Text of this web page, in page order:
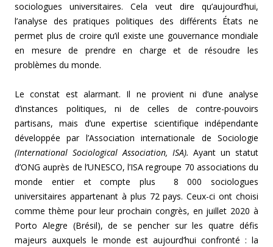
sociologues universitaires. Cela veut dire qu’aujourd’hui,
l’analyse des pratiques politiques des différents États ne
permet plus de croire qu’il existe une gouvernance mondiale
en mesure de prendre en charge et de résoudre les
problèmes du monde.
Le constat est alarmant. Il ne provient ni d’une analyse
d’instances politiques, ni de celles de contre-pouvoirs
partisans, mais d’une expertise scientifique indépendante
développée par l’Association internationale de Sociologie
(International Sociological Association, ISA).Ayant un statut
d’ONG auprès de l’UNESCO, l’ISA regroupe 70 associations du
monde entier et compte plus 8 000 sociologues
universitaires appartenant à plus 72 pays. Ceux-ci ont choisi
comme thème pour leur prochain congrès, en juillet 2020 à
Porto Alegre (Brésil), de se pencher sur les quatre défis
majeurs auxquels le monde est aujourd’hui confronté : la